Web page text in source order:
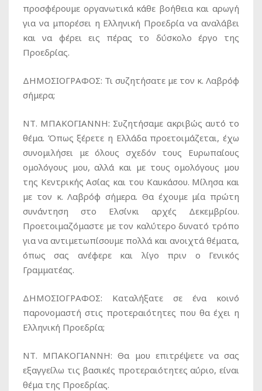
προσφέρουμε οργανωτικά κάθε βοήθεια και αρωγή
για να μπορέσει η Ελληνική Προεδρία να αναλάβει
και να φέρει εις πέρας το δύσκολο έργο της
Προεδρίας.
ΔΗΜΟΣΙΟΓΡΑΦΟΣ: Τι συζητήσατε με τον κ. Λαβρόφ
σήμερα;
ΝΤ. ΜΠΑΚΟΓΙΑΝΝΗ: Συζητήσαμε ακριβώς αυτό το
θέμα. Όπως ξέρετε η Ελλάδα προετοιμάζεται, έχω
συνομιλήσει με όλους σχεδόν τους Ευρωπαίους
ομολόγους μου, αλλά και με τους ομολόγους μου
της Κεντρικής Ασίας και του Καυκάσου. Μίλησα και
με τον κ. Λαβρόφ σήμερα. Θα έχουμε μία πρώτη
συνάντηση στο Ελσίνκι αρχές Δεκεμβρίου.
Προετοιμαζόμαστε με τον καλύτερο δυνατό τρόπο
για να αντιμετωπίσουμε πολλά και ανοιχτά θέματα,
όπως σας ανέφερε και λίγο πριν ο Γενικός
Γραμματέας.
ΔΗΜΟΣΙΟΓΡΑΦΟΣ: Καταλήξατε σε ένα κοινό
παρονομαστή στις προτεραιότητες που θα έχει η
Ελληνική Προεδρία;
ΝΤ. ΜΠΑΚΟΓΙΑΝΝΗ: Θα μου επιτρέψετε να σας
εξαγγείλω τις βασικές προτεραιότητες αύριο, είναι
θέμα της Προεδρίας.